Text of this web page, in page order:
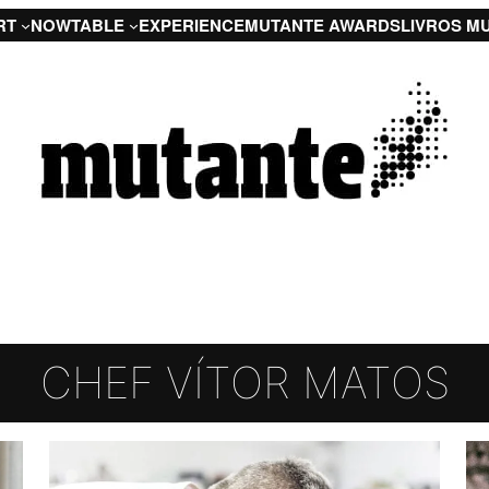
NOWTABLE EXPERIENCEMUTANTE AWARDSLIVROS
CHEF VÍTOR MATOS